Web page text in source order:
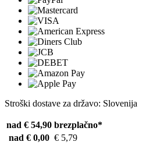
Stroški dostave za državo: Slovenija
nad € 54,90 brezplačno*
nad € 0,00 € 5,79